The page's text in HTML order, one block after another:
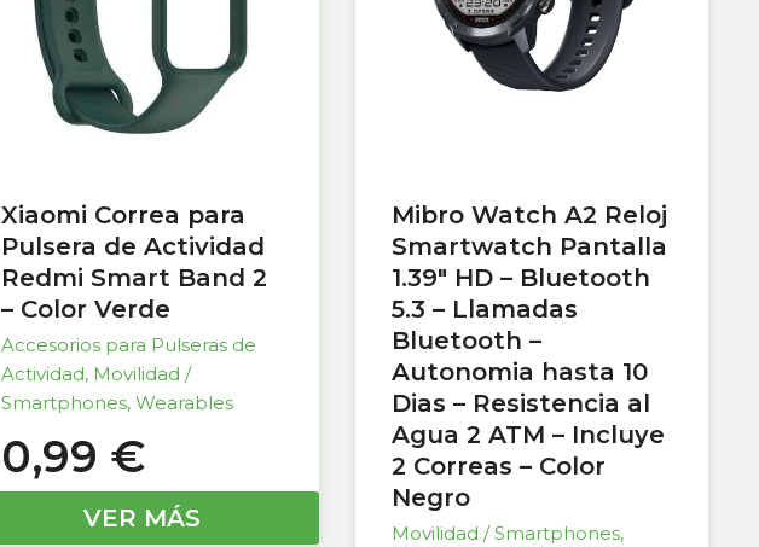
Xiaomi Correa para
Pulsera de Actividad
Redmi Smart Band 2
– Color Verde
Accesorios para Pulseras de
Actividad, Movilidad /
Smartphones, Wearables
0,99 €
VER MÁS
Mibro Watch A2 Reloj
Smartwatch Pantalla
1.39″ HD – Bluetooth
5.3 – Llamadas
Bluetooth –
Autonomia hasta 10
Dias – Resistencia al
Agua 2 ATM – Incluye
2 Correas – Color
Negro
Movilidad / Smartphones,